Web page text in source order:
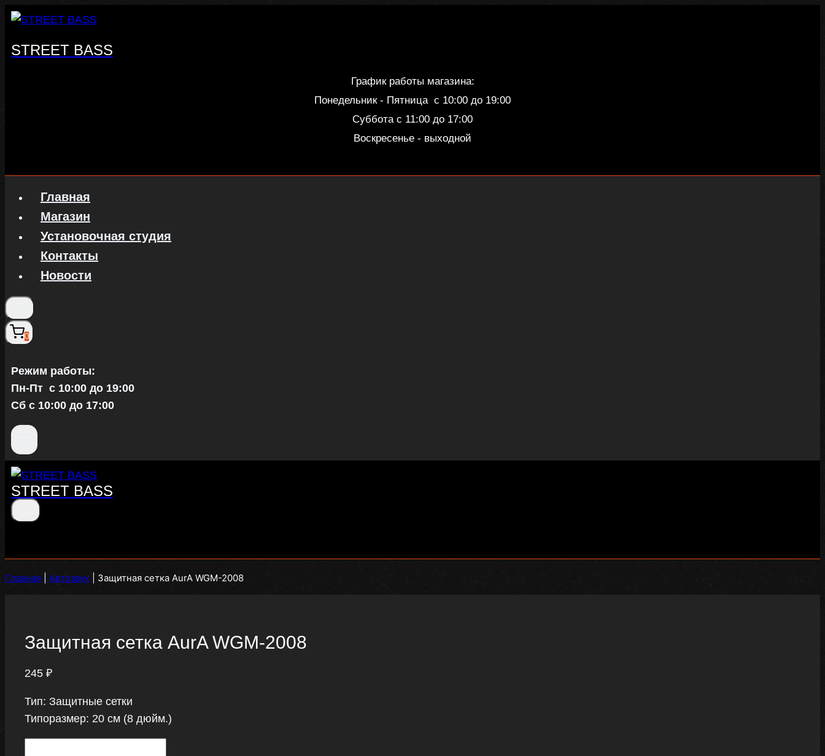
Перейти
содержанию
STREET BASS
График работы магазина:
Понедельник - Пятница c 10:00 до 19:00
Суббота с 11:00 до 17:00
Воскресенье - выходной
Главная
Магазин
Установочная студия
Контакты
Новости
0
Режим работы:
Пн-Пт c 10:00 до 19:00
Сб с 10:00 до 17:00
STREET BASS
Главная Автозвук Защитная сетка AurA WGM-2008
Защитная сетка AurA WGM-2008
245 ₽
Тип: Защитные сетки
Типоразмер: 20 см (8 дюйм.)